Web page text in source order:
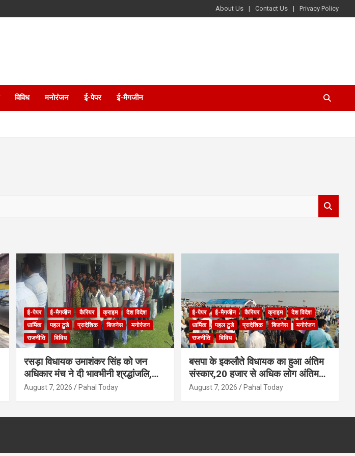
About Us Contact Us Privacy Policy
विविध मनोरंजन ई-पेपर ई-मैगजीन
ई-पेपर ई-मैगजीन कैरियर क्राइम
देश विदेश
धार्मिक
पहल टुडे प्रादेशिक बिजनेस
मनोरंजन
राजनीति
विविध
रसड़ा विधायक उमाशंकर सिंह को जन
अधिकार मंच ने दी भावभीनी श्रद्धांजलि,
आत्मा की शांति के लिए की प्रार्थना
August 7, 2026 Pahal Today
ई-पेपर ई-मैगजीन कैरियर क्राइम
देश विदेश
धार्मिक
पहल टुडे प्रादेशिक बिजनेस
मनोरंजन
राजनीति
विविध
बसपा के इकलौते विधायक का हुआ अंतिम
संस्कार,20 हजार से अधिक लोग अंतिम
यात्रा में हुए शामिल
August 7, 2026 Pahal Today